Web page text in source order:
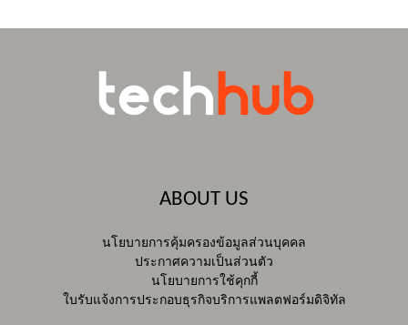
ABOUT US
นโยบายการคุ้มครองข้อมูลส่วนบุคคล
ประกาศความเป็นส่วนตัว
นโยบายการใช้คุกกี้
ใบรับแจ้งการประกอบธุรกิจบริการแพลตฟอร์มดิจิทัล